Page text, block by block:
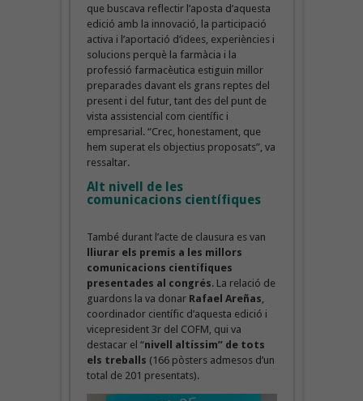
que buscava reflectir l’aposta d’aquesta
edició amb la innovació, la participació
activa i l’aportació d’idees, experiències i
solucions perquè la farmàcia i la
professió farmacèutica estiguin millor
preparades davant els grans reptes del
present i del futur, tant des del punt de
vista assistencial com científic i
empresarial. “Crec, honestament, que
hem superat els objectius proposats”, va
ressaltar.
Alt nivell de les
comunicacions científiques
També durant l’acte de clausura es van
lliurar els premis a les millors
comunicacions científiques
presentades al congrés. La relació de
guardons la va donar Rafael Areñas,
coordinador científic d’aquesta edició i
vicepresident 3r del COFM, qui va
destacar el “nivell altíssim” de tots
els treballs (166 pòsters admesos d’un
total de 201 presentats).